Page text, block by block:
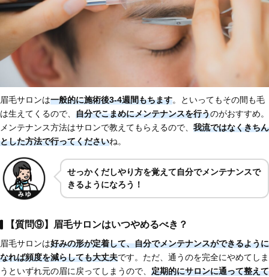
眉毛サロンは一般的に施術後3-4週間もちます。といってもその間も毛
は生えてくるので、 自分でこまめにメンテナンスを行うのがおすすめ。
メンテナンス方法はサロンで教えてもらえるので、 我流ではなくきちん
とした方法で行ってくださいね。
せっかくだしやり方を覚えて自分でメンテナンスで
きるようになろう！
【質問⑨】眉毛サロンはいつやめるべき？
眉毛サロンは好みの形が定着して、自分でメンテナンスができるように
なれば頻度を減らしても大丈夫です。ただ、通うのを完全にやめてしま
うといずれ元の眉に戻ってしまうので、 定期的にサロンに通って整えて